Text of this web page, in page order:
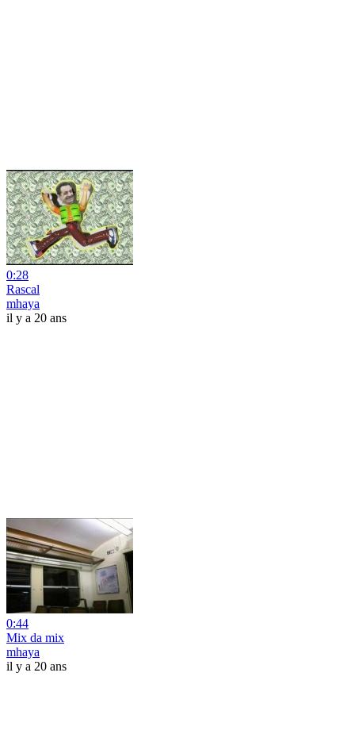
0:28
Rascal
mhaya
il y a 20 ans
0:44
Mix da mix
mhaya
il y a 20 ans